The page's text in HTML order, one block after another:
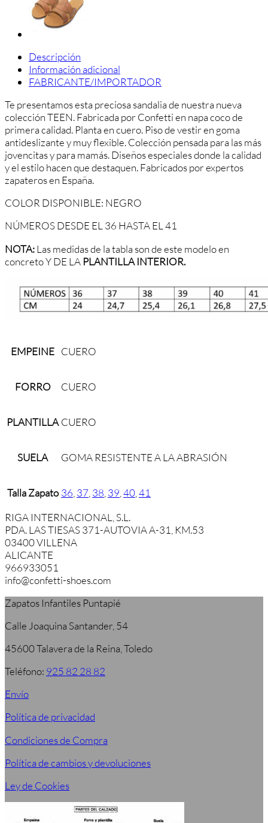
Descripción
Información adicional
FABRICANTE/IMPORTADOR
Te presentamos esta preciosa sandalia de nuestra nueva
colección TEEN. Fabricada por Confetti en napa coco de
primera calidad. Planta en cuero. Piso de vestir en goma
antideslizante y muy flexible. Colección pensada para las más
jovencitas y para mamás. Diseños especiales donde la calidad
y el estilo hacen que destaquen. Fabricados por expertos
zapateros en España.
COLOR DISPONIBLE: NEGRO
NÚMEROS DESDE EL 36 HASTA EL 41
NOTA:Las medidas de la tabla son de este modelo en
concreto Y DE LA PLANTILLA INTERIOR.
EMPEINE CUERO
FORRO CUERO
PLANTILLA CUERO
SUELA GOMA RESISTENTE A LA ABRASIÓN
Talla Zapato 36 37 38 39 40 41
RIGA INTERNACIONAL, S.L.
PDA. LAS TIESAS 371-AUTOVIA A-31, KM.53
03400 VILLENA
ALICANTE
966933051
info@confetti-shoes.com
Zapatos Infantiles Puntapié
Calle Joaquina Santander, 54
45600 Talavera de la Reina, Toledo
Teléfono: 925 82 28 82
Envío
Política de privacidad
Condiciones de Compra
Política de cambios y devoluciones
Ley de Cookies